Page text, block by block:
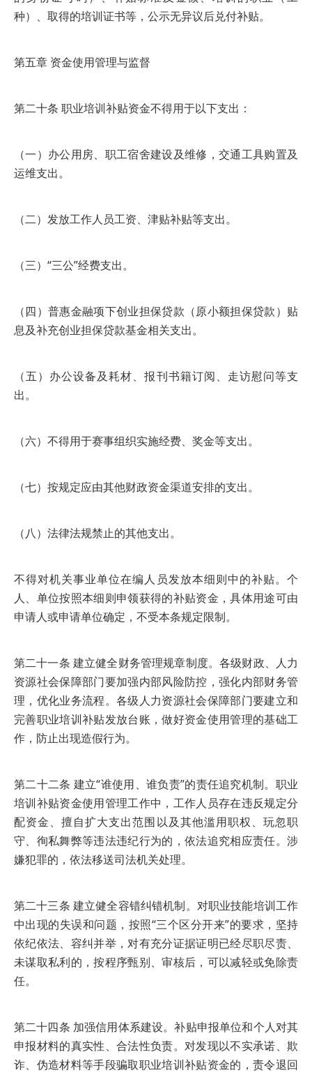
种）、取得的培训证书等，公示无异议后兑付补贴。
第五章 资金使用管理与监督
第二十条 职业培训补贴资金不得用于以下支出：
（一）办公用房、职工宿舍建设及维修，交通工具购置及
运维支出。
（二）发放工作人员工资、津贴补贴等支出。
（三）“三公”经费支出。
（四）普惠金融项下创业担保贷款（原小额担保贷款）贴
息及补充创业担保贷款基金相关支出。
（五）办公设备及耗材、报刊书籍订阅、走访慰问等支
出。
（六）不得用于赛事组织实施经费、奖金等支出。
（七）按规定应由其他财政资金渠道安排的支出。
（八）法律法规禁止的其他支出。
不得对机关事业单位在编人员发放本细则中的补贴。个
人、单位按照本细则申领获得的补贴资金，具体用途可由
申请人或申请单位确定，不受本条规定限制。
第二十一条 建立健全财务管理规章制度。各级财政、人力
资源社会保障部门要加强内部风险防控，强化内部财务管
理，优化业务流程。各级人力资源社会保障部门要建立和
完善职业培训补贴发放台账，做好资金使用管理的基础工
作，防止出现造假行为。
第二十二条 建立“谁使用、谁负责”的责任追究机制。职业
培训补贴资金使用管理工作中，工作人员存在违反规定分
配资金、擅自扩大支出范围以及其他滥用职权、玩忽职
守、徇私舞弊等违法违纪行为的，依法追究相应责任。涉
嫌犯罪的，依法移送司法机关处理。
第二十三条 建立健全容错纠错机制。对职业技能培训工作
中出现的失误和问题，按照“三个区分开来”的要求，坚持
依纪依法、容纠并举，对有充分证据证明已经尽职尽责、
未谋取私利的，按程序甄别、审核后，可以减轻或免除责
任。
第二十四条 加强信用体系建设。补贴申报单位和个人对其
申报材料的真实性、合法性负责。对发现以不实承诺、欺
诈、伪造材料等手段骗取职业培训补贴资金的，责令退回